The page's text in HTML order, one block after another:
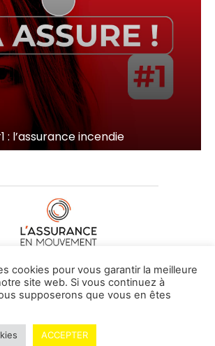
: l’assurance incendie
DE NOUS•CONTACT
-By Vovoxx Média
cookies pour vous garantir la meilleure
site web. Si vous continuez à
supposerons que vous en êtes
ACCEPTER